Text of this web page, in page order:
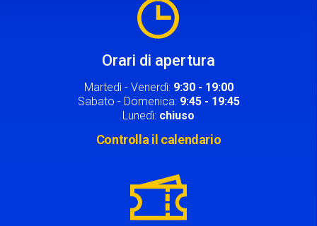
Orari di apertura
Martedì - Venerdì: 9:30 - 19:00
Sabato - Domenica: 9:45 - 19:45
Lunedì: chiuso
Controlla il calendario